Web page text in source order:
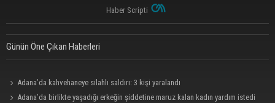
Haber Scripti
Günün Öne Çıkan Haberleri
Adana’da kahvehaneye silahlı saldırı: 3 kişi yaralandı
Adana’da birlikte yaşadığı erkeğin şiddetine maruz kalan kadın yardım istedi